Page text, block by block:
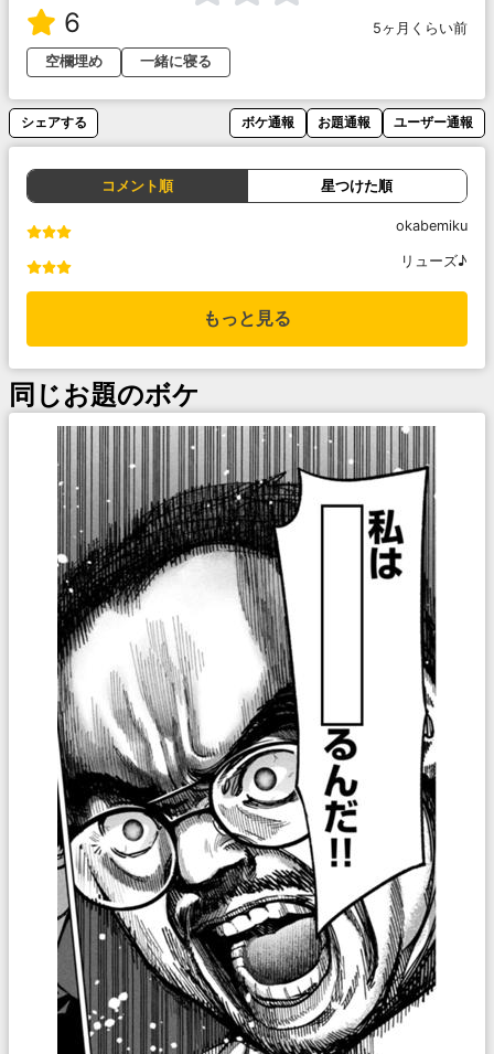
6
5ヶ月くらい前
空欄埋め
一緒に寝る
シェアする ボケ通報 お題通報 ユーザー通報
コメント順 星つけた順
okabemiku
リューズ♪
もっと見る
同じお題のボケ